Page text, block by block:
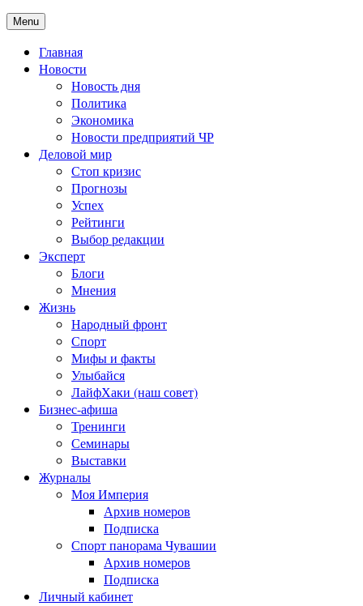
Menu
Главная
Новости
Новость дня
Политика
Экономика
Новости предприятий ЧР
Деловой мир
Стоп кризис
Прогнозы
Успех
Рейтинги
Выбор редакции
Эксперт
Блоги
Мнения
Жизнь
Народный фронт
Спорт
Мифы и факты
Улыбайся
ЛайфХаки (наш совет)
Бизнес-афиша
Тренинги
Семинары
Выставки
Журналы
Моя Империя
Архив номеров
Подписка
Спорт панорама Чувашии
Архив номеров
Подписка
Личный кабинет